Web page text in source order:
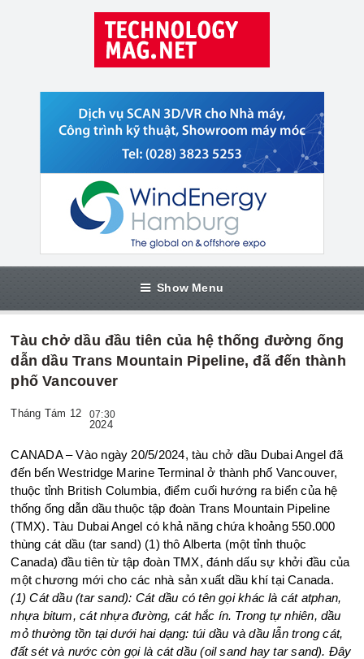
Show Menu
Tàu chở dầu đầu tiên của hệ thống đường ống
dẫn dầu Trans Mountain Pipeline, đã đến thành
phố Vancouver
Tháng Tám 12 07:30
2024
CANADA – Vào ngày 20/5/2024, tàu chở dầu Dubai Angel đã
đến bến Westridge Marine Terminal ở thành phố Vancouver,
thuộc tỉnh British Columbia, điểm cuối hướng ra biển của hệ
thống ống dẫn dầu thuộc tập đoàn Trans Mountain Pipeline
(TMX). Tàu Dubai Angel có khả năng chứa khoảng 550.000
thùng cát dầu (tar sand) (1) thô Alberta (một tỉnh thuộc
Canada) đầu tiên từ tập đoàn TMX, đánh dấu sự khởi đầu của
một chương mới cho các nhà sản xuất dầu khí tại Canada.
(1) Cát dầu (tar sand): Cát dầu có tên gọi khác là cát atphan,
nhựa bitum, cát nhựa đường, cát hắc ín. Trong tự nhiên, dầu
mỏ thường tồn tại dưới hai dạng: túi dầu và dầu lẫn trong cát,
đất sét và nước còn gọi là cát dầu (oil sand hay tar sand). Đây